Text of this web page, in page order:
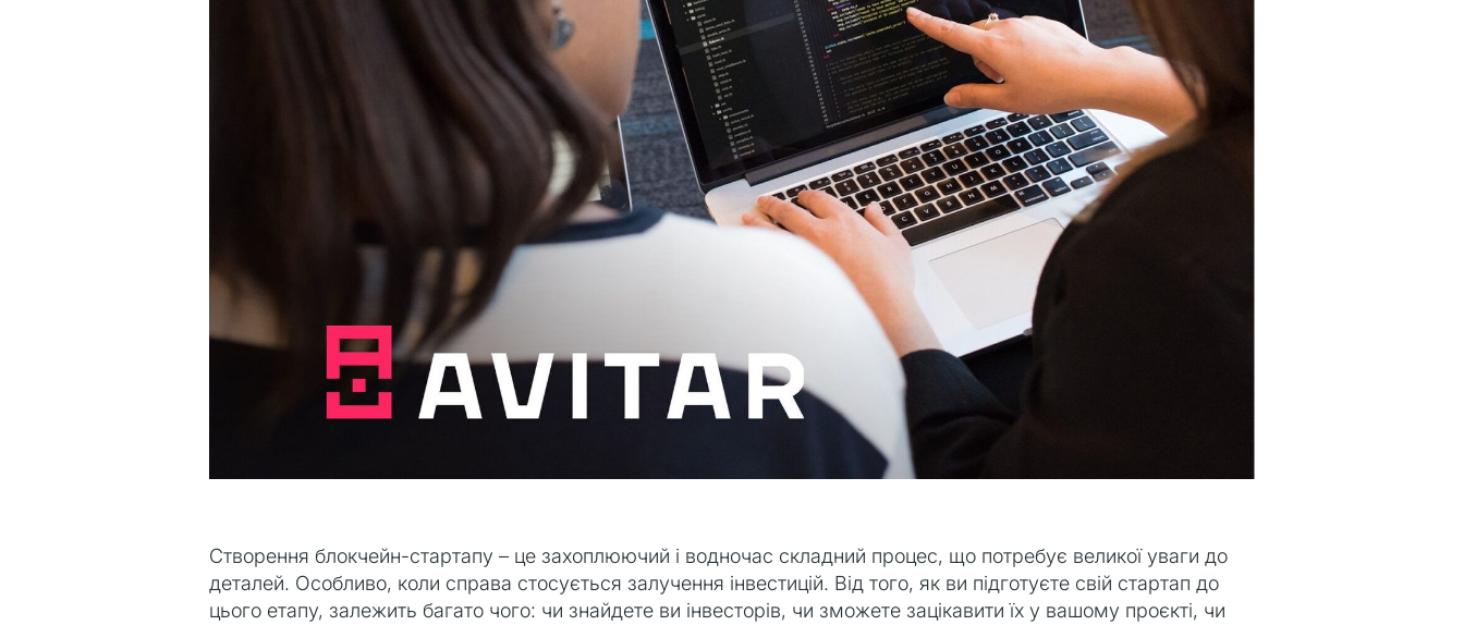
Створення блокчейн-стартапу – це захоплюючий і водночас складний процес, що потребує великої уваги до
деталей. Особливо, коли справа стосується залучення інвестицій. Від того, як ви підготуєте свій стартап до
цього етапу, залежить багато чого: чи знайдете ви інвесторів, чи зможете зацікавити їх у вашому проєкті, чи